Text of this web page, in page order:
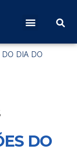
DIA DO
DO